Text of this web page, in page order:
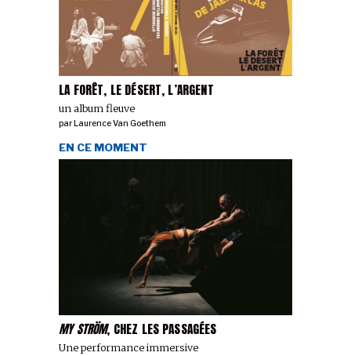
LA FORÊT, LE DÉSERT, L’ARGENT
un album fleuve
par Laurence Van Goethem
MY STRÖM, CHEZ LES PASSAGÉES
Une performance immersive
EN CE MOMENT